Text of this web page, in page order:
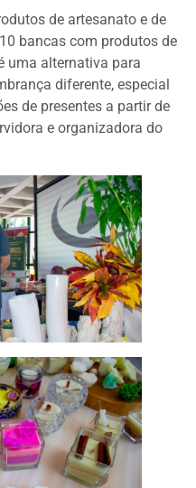
de artesanato e de
bancas com produtos de
uma alternativa para
diferente, especial
de presentes a partir de
e organizadora do